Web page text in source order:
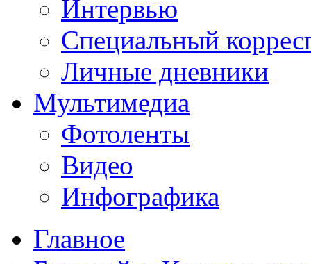
Интервью
Специальный
Личные дневники
Мультимедиа
Фотоленты
Видео
Инфографика
Главное